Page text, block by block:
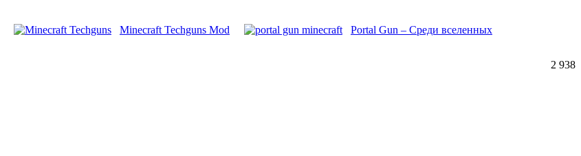
Minecraft Techguns Mod
Portal Gun – Среди вселенных
2 938